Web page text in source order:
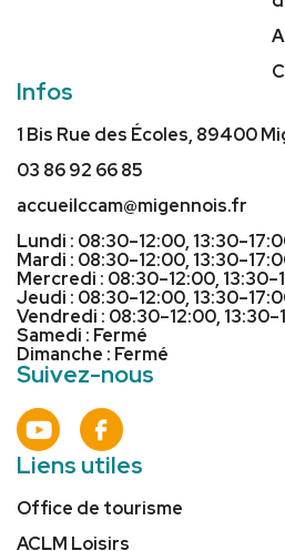
Infos
1 Bis Rue des Écoles, 89400
03 86 92 66 85
accueilccam@migennois.fr
Lundi : 08:30–12:00,
Mardi : 08:30–12:00,
Mercredi : 08:30–12:00,
Jeudi : 08:30–12:00,
Vendredi : 08:30–12:00,
Samedi : Fermé
Dimanche : Fermé
Suivez-nous
Liens utiles
Office de tourisme
ACLM Loisirs